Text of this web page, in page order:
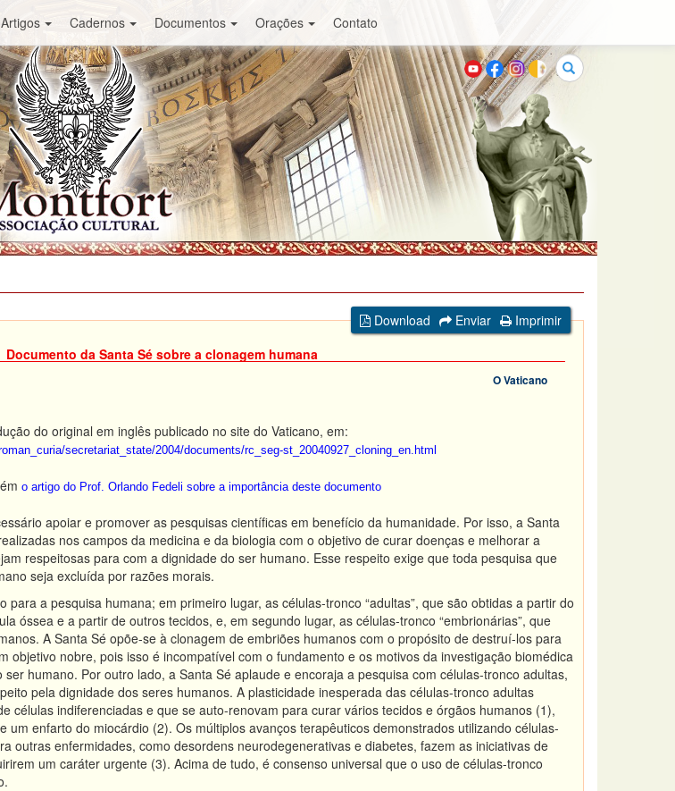
Artigos Cadernos Documentos Orações Contato
Buscar
Download Enviar
Imprimir
Documento da Santa Sé sobre a clonagem humana
O Vaticano
do original em inglês publicado no site do Vaticano, em:
secretariat_state/2004/documents/rc_seg-st_20040927_cloning_en.html
o artigo do Prof. Orlando Fedeli sobre a importância deste documento
apoiar e promover as pesquisas científicas em benefício da humanidade. Por isso, a Santa
nos campos da medicina e da biologia com o objetivo de curar doenças e melhorar a
respeitosas para com a dignidade do ser humano. Esse respeito exige que toda pesquisa que
seja excluída por razões morais.
a pesquisa humana; em primeiro lugar, as células-tronco “adultas”, que são obtidas a partir do
óssea e a partir de outros tecidos, e, em segundo lugar, as células-tronco “embrionárias”, que
A Santa Sé opõe-se à clonagem de embriões humanos com o propósito de destruí-los para
objetivo nobre, pois isso é incompatível com o fundamento e os motivos da investigação biomédica
humano. Por outro lado, a Santa Sé aplaude e encoraja a pesquisa com células-tronco adultas,
pela dignidade dos seres humanos. A plasticidade inesperada das células-tronco adultas
células indiferenciadas e que se auto-renovam para curar vários tecidos e órgãos humanos (1),
um enfarto do miocárdio (2). Os múltiplos avanços terapêuticos demonstrados utilizando células-
outras enfermidades, como desordens neurodegenerativas e diabetes, fazem as iniciativas de
um caráter urgente (3). Acima de tudo, é consenso universal que o uso de células-tronco